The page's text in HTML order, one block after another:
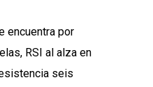
encuentra por
RSI al alza en
seis